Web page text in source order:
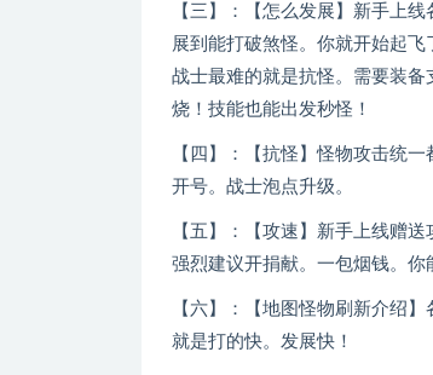
【三】：【怎么发展】新手上
展到能打破煞怪。你就开始起飞
战士最难的就是抗怪。需要装
烧！技能也能出发秒怪！
【四】：【抗怪】怪物攻击统
开号。战士泡点升级。
【五】：【攻速】新手上线赠
强烈建议开捐献。一包烟钱。你
【六】：【地图怪物刷新介绍
就是打的快。发展快！